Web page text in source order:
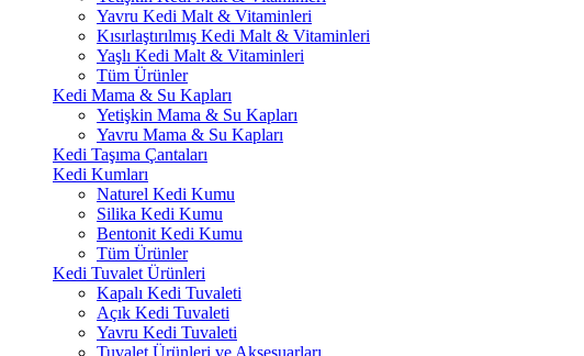
Yavru Kedi Malt & Vitaminleri
Kısırlaştırılmış Kedi Malt & Vitaminleri
Yaşlı Kedi Malt & Vitaminleri
Tüm Ürünler
Kedi Mama & Su Kapları
Yetişkin Mama & Su Kapları
Yavru Mama & Su Kapları
Kedi Taşıma Çantaları
Kedi Kumları
Naturel Kedi Kumu
Silika Kedi Kumu
Bentonit Kedi Kumu
Tüm Ürünler
Kedi Tuvalet Ürünleri
Kapalı Kedi Tuvaleti
Açık Kedi Tuvaleti
Yavru Kedi Tuvaleti
Tuvalet Ürünleri ve Aksesuarları